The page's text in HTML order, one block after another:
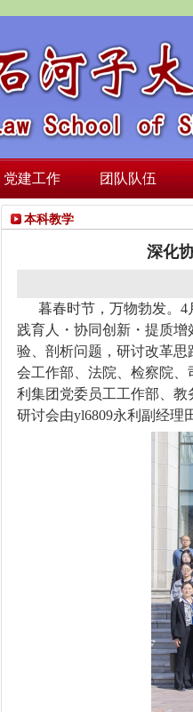
党建工作 团队队伍
本科教学
深化
暮春时节，万物勃发。 4
践育人・协同创新・提质增
验、剖析问题，研讨改革
会工作部、 法院、检察院、
利集团党委员工工作部
教
研讨会由yl6809永利副经理